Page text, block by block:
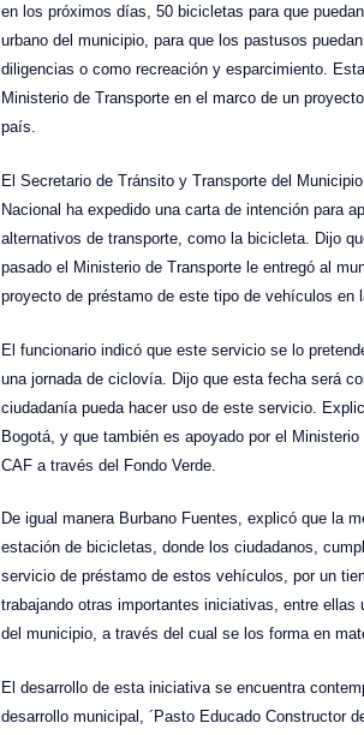
en los próximos días, 50 bicicletas para que
urbano del municipio, para que los pastusos
diligencias o como recreación y esparcimiento.
Ministerio de Transporte en el marco de un
país.
El Secretario de Tránsito y Transporte del
Nacional ha expedido una carta de intención para
alternativos de transporte, como la bicicleta. Dijo
pasado el Ministerio de Transporte le entregó al
proyecto de préstamo de este tipo de vehículos en
El funcionario indicó que este servicio se lo
una jornada de ciclovía. Dijo que esta fecha será
ciudadanía pueda hacer uso de este servicio.
Bogotá, y que también es apoyado por el
CAF a través del Fondo Verde.
De igual manera Burbano Fuentes, explicó que la
estación de bicicletas, donde los ciudadanos,
servicio de préstamo de estos vehículos, por un
trabajando otras importantes iniciativas, entre
del municipio, a través del cual se los forma en
El desarrollo de esta iniciativa se encuentra
desarrollo municipal, ´Pasto Educado Constructor